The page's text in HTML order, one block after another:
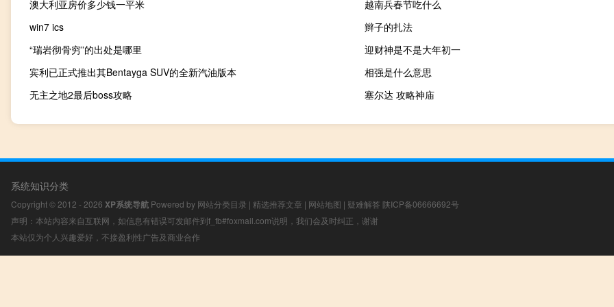
澳大利亚房价多少钱一平米
越南兵春节吃什么
win7 ics
辫子的扎法
“瑞岩彻骨穷”的出处是哪里
迎财神是不是大年初一
宾利已正式推出其Bentayga SUV的全新汽油版本
相强是什么意思
无主之地2最后boss攻略
塞尔达 攻略神庙
系统知识分类
Copyright © 2012 - 2026 XP系统导航 Powered by 网站分类目录 | 精选推荐文章 | 网站地图 | 疑难解答 陕ICP备06666692号
声明：本站内容来自互联网，如信息有错误可发邮件到f_fb#foxmail.com说明，我们会及时纠正，谢谢
本站仅为个人兴趣爱好，不接盈利性广告及商业合作